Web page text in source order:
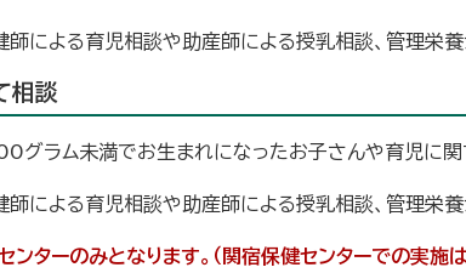
師による育児相談や助産師による授乳相談、管理栄
相談
ラム未満でお生まれになったお子さんや育児に関
師による育児相談や助産師による授乳相談、管理栄
ンターのみとなります。（関宿保健センターでの実施は